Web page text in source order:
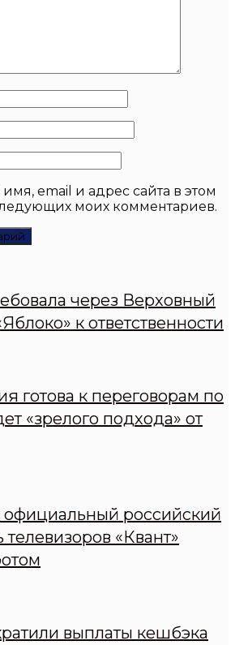
email и адрес сайта в этом
моих комментариев.
через Верховный
к ответственности
готова к переговорам по
«зрелого подхода» от
официальный российский
«Квант»
выплаты кешбэка